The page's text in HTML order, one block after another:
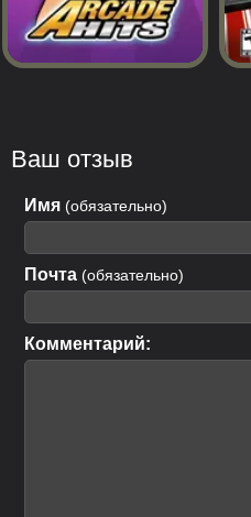
Ваш отзыв
Имя (обязательно)
Почта (обязательно)
Комментарий: